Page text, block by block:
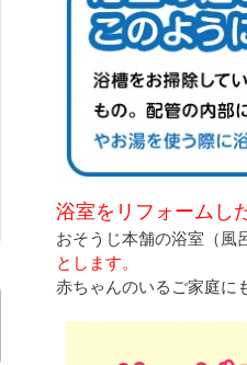
浴室をリフォームし
おそうじ本舗の浴室（風
とします。
赤ちゃんのいるご家庭に